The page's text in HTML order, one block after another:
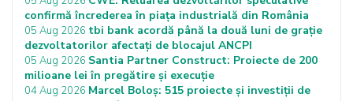
confirmă încrederea în piața industrială din România
05 Aug 2026 tbi bank acordă până la două luni de grație
dezvoltatorilor afectați de blocajul ANCPI
05 Aug 2026 Santia Partner Construct: Proiecte de 200
milioane lei în pregătire și execuție
04 Aug 2026 Marcel Boloș: 515 proiecte și investiții de